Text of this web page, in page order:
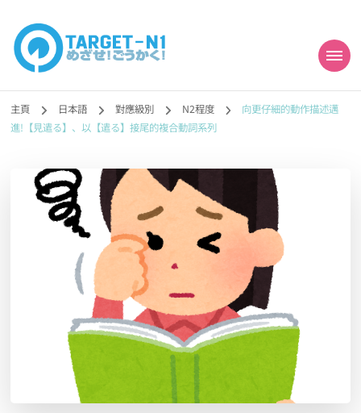
目標!!日本語能力試
N1合格
勉強コンテンツも追加予定!!】
主頁 日本語 對應級別 N2程度
向更仔細的動作描述邁
進!【見遣る】、以【遣る】接尾的複合動詞系列